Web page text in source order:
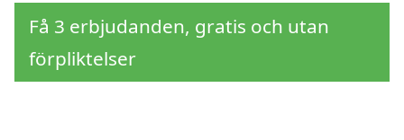
Få 3 erbjudanden, gratis och utan
förpliktelser